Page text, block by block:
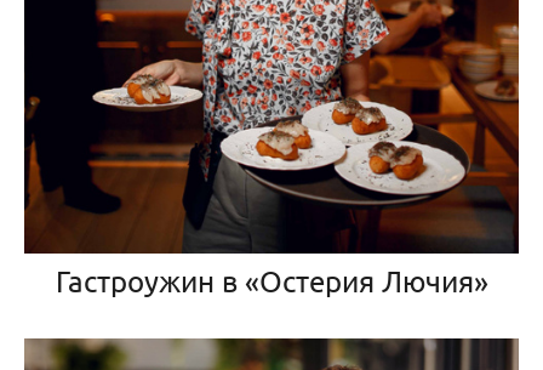
Гастроужин в «Остерия Лючия»